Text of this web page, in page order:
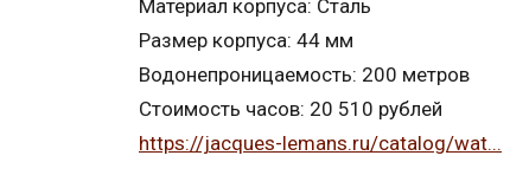
Материал корпуса: Сталь
Размер корпуса: 44 мм
Водонепроницаемость: 200 метров
Стоимость часов: 20 510 рублей
https://jacques-lemans.ru/catalog/wat...